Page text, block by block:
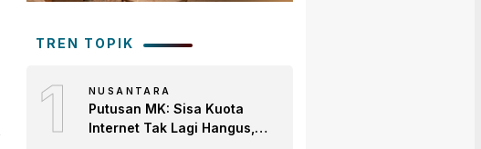
TREN TOPIK
1 NUSANTARA
Putusan MK: Sisa Kuota
Internet Tak Lagi Hangus,